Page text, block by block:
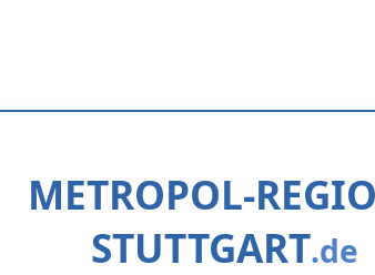
METROPOL-
STUTTGART